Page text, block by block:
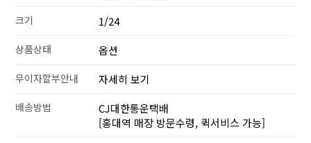
크기 1/24
상품상태 옵션
무이자할부안내 자세히 보기
배송방법
CJ대한통운택배
[홍대역 매장 방문수령, 퀵서비스 가능]